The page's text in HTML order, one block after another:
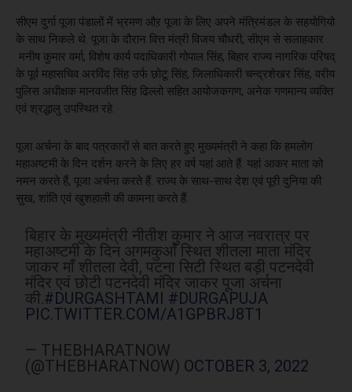
सीएम दुर्गा पूजा पंडालों में भ्रमण औऱ पूजा के लिए अपने मंत्रिमंडल के सहयोगियो
के साथ निकले थे. पूजा के दौरान वित्त मंत्री विजय चौधरी, सीएम से सलाहकार
मनीष कुमार वर्मा, विशेष कार्य पदाधिकारी गोपाल सिंह, बिहार राज्य नागरिक परिषद्
के पूर्व महासचिव अरविंद सिंह उर्फ छोटू सिंह, जिलाधिकारी चन्द्रशेखर सिंह, वरीय
पुलिस अधीक्षक मानवजीत सिंह ढिल्लो सहित आयोजकगण, अनेक गणमान्य व्यक्ति
एवं श्रद्धालु उपस्थित रहे.
पूजा अर्चना के बाद पत्रकारों से बात करते हुए मुख्यमंत्री ने कहा कि हमलोग
महाअष्टमी के दिन दर्शन करने के लिए हर वर्ष यहां आते हैं. यहां आकर माता को
नमन करते हैं, पूजा अर्चना करते हैं. राज्य के साथ-साथ देश एवं पूरी दुनिया की
सुख, शांति एवं खुशहाली की कामना करते हैं.
बिहार के मुख्यमंत्री नीतीश कुमार ने आज नवरात्र पर
महाअष्टमी के दिन अगमकुआँ स्थित शीतला माता मंदिर
जाकर माँ शीतला देवी, पटना सिटी स्थित बड़ी पटनदेवी
मंदिर एवं छोटी पटनदेवी मंदिर जाकर पूजा अर्चना
की.#DURGASHTAMI #DURGAPUJA
PIC.TWITTER.COM/A1GPBRJ8T1
— THEBHARATNOW
(@THEBHARATNOW) OCTOBER 3, 2022